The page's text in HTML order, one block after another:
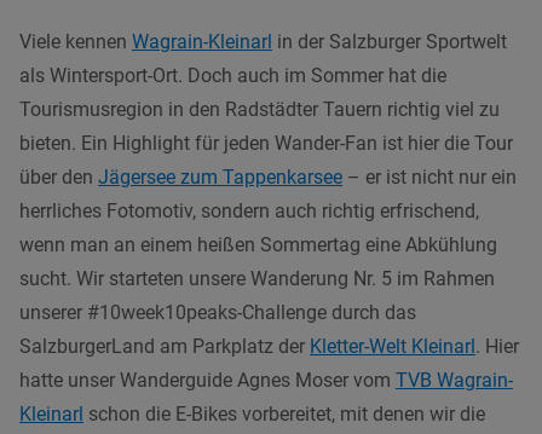
Viele kennen Wagrain-Kleinarl in der Salzburger Sportwelt
als Wintersport-Ort. Doch auch im Sommer hat die
Tourismusregion in den Radstädter Tauern richtig viel zu
bieten. Ein Highlight für jeden Wander-Fan ist hier die Tour
über den Jägersee zum Tappenkarsee – er ist nicht nur ein
herrliches Fotomotiv, sondern auch richtig erfrischend,
wenn man an einem heißen Sommertag eine Abkühlung
sucht. Wir starteten unsere Wanderung Nr. 5 im Rahmen
unserer #10week10peaks-Challenge durch das
SalzburgerLand am Parkplatz der Kletter-Welt Kleinarl. Hier
hatte unser Wanderguide Agnes Moser vom TVB Wagrain-
Kleinarl schon die E-Bikes vorbereitet, mit denen wir die